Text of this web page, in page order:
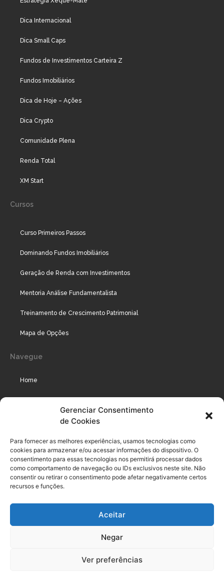
Gerenciar Consentimento
de Cookies
Para fornecer as melhores experiências, usamos tecnologias como
cookies para armazenar e/ou acessar informações do dispositivo. O
consentimento para essas tecnologias nos permitirá processar dados
como comportamento de navegação ou IDs exclusivos neste site. Não
consentir ou retirar o consentimento pode afetar negativamente certos
recursos e funções.
Aceitar
Negar
Ver preferências
Dica Internacional
Dica Small Caps
Fundos de Investimentos Carteira Z
Fundos Imobiliários
Dica de Hoje – Ações
Dica Crypto
Comunidade Plena
Renda Total
XM Start
Cursos
Curso Primeiros Passos
Dominando Fundos Imobiliários
Geração de Renda com Investimentos
Mentoria Análise Fundamentalista
Treinamento de Crescimento Patrimonial
Mapa de Opções
Navegue
Home
Podcast
Legal
Termo de uso do usuário e assinante